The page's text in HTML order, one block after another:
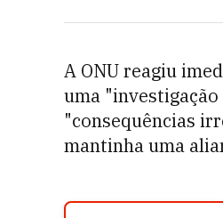
A ONU reagiu
uma
"consequências
mantinha uma